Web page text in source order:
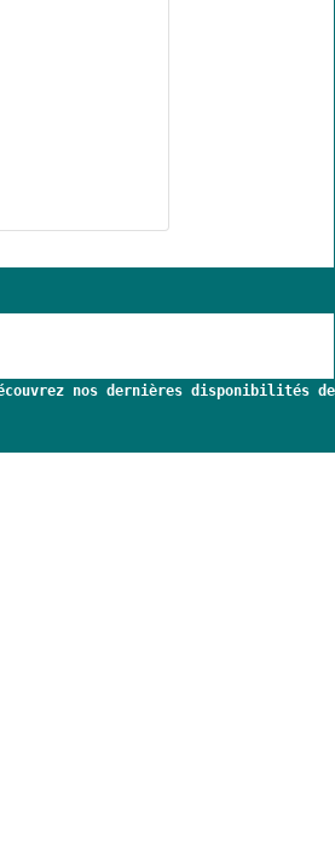
nos dernières disponibilités